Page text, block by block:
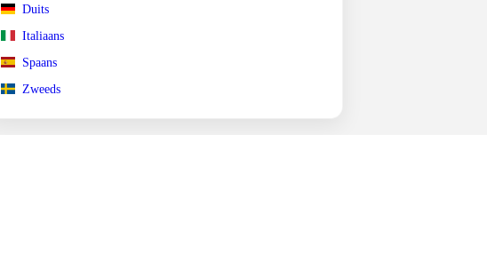
Duits
Italiaans
Spaans
Zweeds